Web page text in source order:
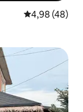
Średnia
4,98 (48)